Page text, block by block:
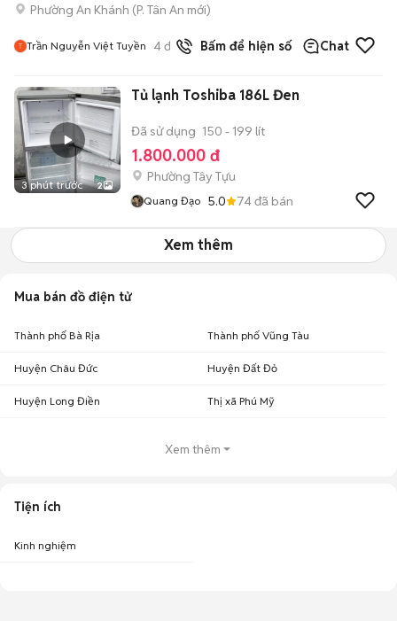
Phường An Khánh (P. Tân An mới)
Trần Nguyễn Việt Tuyền 4đã bánBấm để hiện số Chat
3 phút trước 2
Tủ lạnh Toshiba 186L Đen
Đã sử dụng 150 - 199 lít
1.800.000 đ
Phường Tây Tựu
Quang Đạo 5.0 74đã bán
Xem thêm
Mua bán đồ điện tử
Thành phố Bà Rịa Thành phố Vũng Tàu
Huyện Châu Đức Huyện Đất Đỏ
Huyện Long Điền Thị xã Phú Mỹ
Xem thêm
Tiện ích
Kinh nghiệm